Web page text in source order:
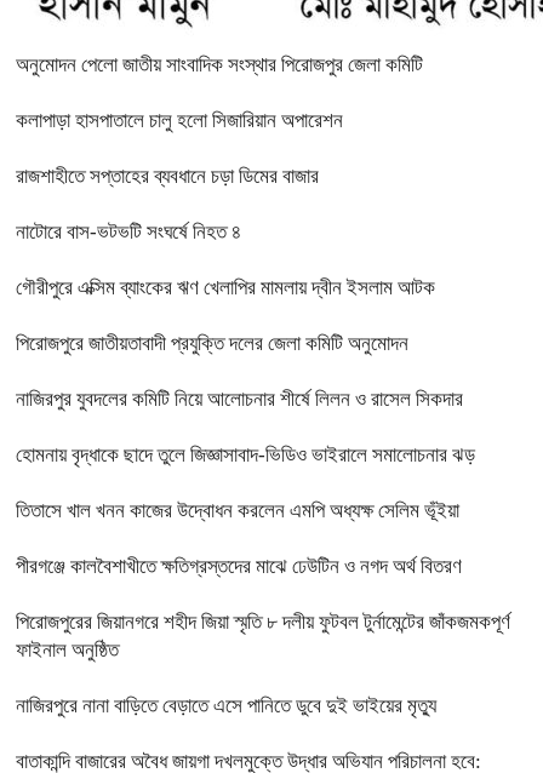
অনুমোদন পেলো জাতীয় সাংবাদিক সংস্থার পিরোজপুর জেলা কমিটি
কলাপাড়া হাসপাতালে চালু হলো সিজারিয়ান অপারেশন
রাজশাহীতে সপ্তাহের ব্যবধানে চড়া ডিমের বাজার
নাটোরে বাস-ভটভটি সংঘর্ষে নিহত ৪
গৌরীপুরে এক্সিম ব্যাংকের ঋণ খেলাপির মামলায় দ্বীন ইসলাম আটক
পিরোজপুরে জাতীয়তাবাদী প্রযুক্তি দলের জেলা কমিটি অনুমোদন
নাজিরপুর যুবদলের কমিটি নিয়ে আলোচনার শীর্ষে লিলন ও রাসেল সিকদার
হোমনায় বৃদ্ধাকে ছাদে তুলে জিজ্ঞাসাবাদ-ভিডিও ভাইরালে সমালোচনার ঝড়
তিতাসে খাল খনন কাজের উদ্বোধন করলেন এমপি অধ্যক্ষ সেলিম ভূঁইয়া
পীরগঞ্জে কালবৈশাখীতে ক্ষতিগ্রস্তদের মাঝে ঢেউটিন ও নগদ অর্থ বিতরণ
পিরোজপুরের জিয়ানগরে শহীদ জিয়া স্মৃতি ৮ দলীয় ফুটবল টুর্নামেন্টের জাঁকজমকপূর্ণ
ফাইনাল অনুষ্ঠিত
নাজিরপুরে নানা বাড়িতে বেড়াতে এসে পানিতে ডুবে দুই ভাইয়ের মৃত্যু
বাতাকান্দি বাজারের অবৈধ জায়গা দখলমুক্তে উদ্ধার অভিযান পরিচালনা হবে: